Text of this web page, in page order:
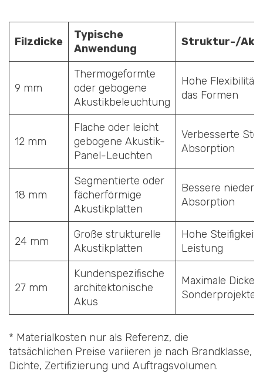
Filzdicke
Typische
Anwendung
Struktur-/
9 mm
Thermogeformte
oder gebogene
Akustikbeleuchtung
Hohe
das Formen
12 mm
Flache oder leicht
gebogene Akustik-
Panel-Leuchten
Verbesserte
Absorption
18 mm
Segmentierte oder
fächerförmige
Akustikplatten
Bessere
Absorption
24 mm
Große strukturelle
Akustikplatten
Hohe
Leistung
27 mm
Kundenspezifische
architektonische
Akus
Maximale Dicke
Sonderprojekte
* Materialkosten nur als Referenz, die
tatsächlichen Preise variieren je nach Brandklasse,
Dichte, Zertifizierung und Auftragsvolumen.